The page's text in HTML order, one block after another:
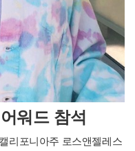
워드 참석
리포니아주 로스앤젤레스